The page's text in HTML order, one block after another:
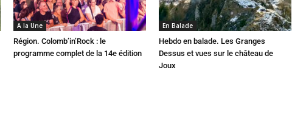
A la Une
Région. Colomb’in’Rock : le
programme complet de la 14e édition
En Balade
Hebdo en balade. Les Granges
Dessus et vues sur le château de
Joux